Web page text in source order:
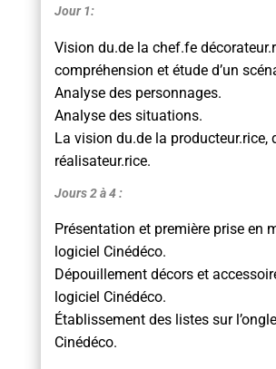
Jour 1:
Vision du.de la chef.fe
compréhension et étude d’un
Analyse des personnages.
Analyse des situations.
La vision du.de la producteur.rice,
réalisateur.rice.
Jours 2 à 4 :
Présentation et première prise en
logiciel Cinédéco.
Dépouillement décors et
logiciel Cinédéco.
Établissement des listes sur
Cinédéco.